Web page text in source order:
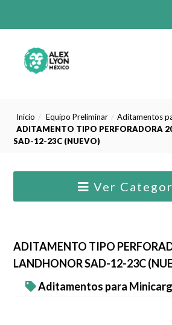
Inicio Equipo Preliminar
Aditamentos
ADITAMENTO TIPO PERFORADORA
SAD-12-23C (NUEVO)
Ver
ADITAMENTO TIPO PERFORADORA 2026
LANDHONOR SAD-12-23C
Aditamentos para